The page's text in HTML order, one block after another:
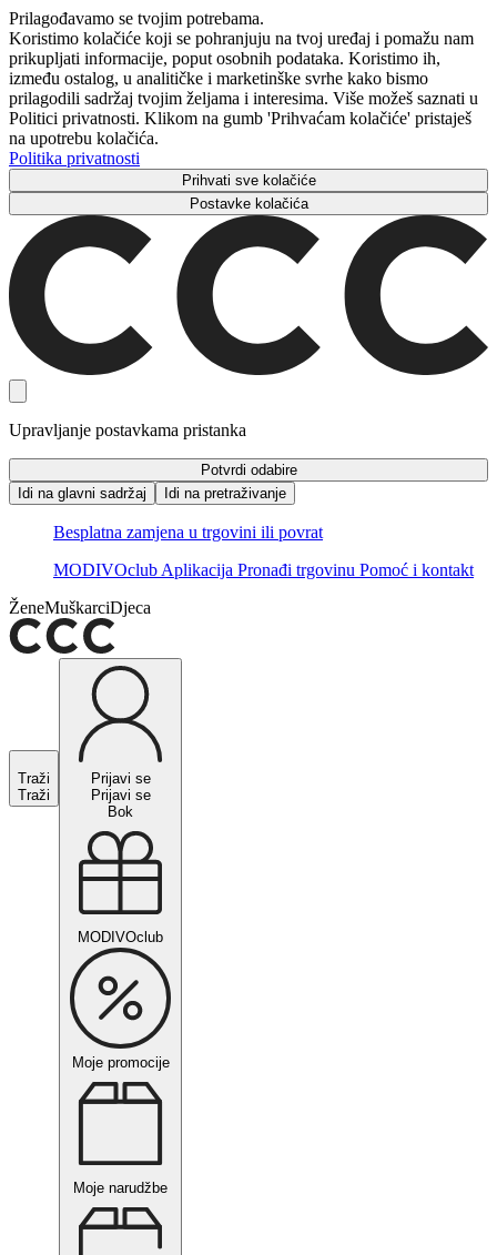
Prilagođavamo se tvojim potrebama.
Koristimo kolačiće koji se pohranjuju na tvoj uređaj i pomažu nam
prikupljati informacije, poput osobnih podataka. Koristimo ih,
između ostalog, u analitičke i marketinške svrhe kako bismo
prilagodili sadržaj tvojim željama i interesima. Više možeš saznati u
Politici privatnosti. Klikom na gumb 'Prihvaćam kolačiće' pristaješ
na upotrebu kolačića.
Politika privatnosti
Prihvati sve kolačiće
Postavke kolačića
Upravljanje postavkama pristanka
Potvrdi odabire
Idi na glavni sadržaj
Idi na pretraživanje
Besplatna zamjena u trgovini ili povrat
MODIVOclub Aplikacija Pronađi trgovinu Pomoć i kontakt
ŽeneMuškarciDjeca
Traži
Traži
Prijavi se
Prijavi se
Bok
MODIVOclub
Moje promocije
Moje narudžbe